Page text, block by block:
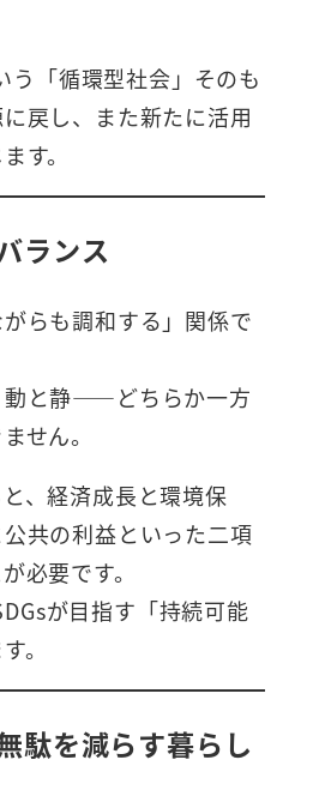
う「循環型社会」そのも
戻し、また新たに活用
す。
ランス
らも調和する」関係で
動と静――どちらか一方
せん。
、経済成長と環境保
共の利益といった二項
必要です。
が目指す「持続可能
。
駄を減らす暮らし